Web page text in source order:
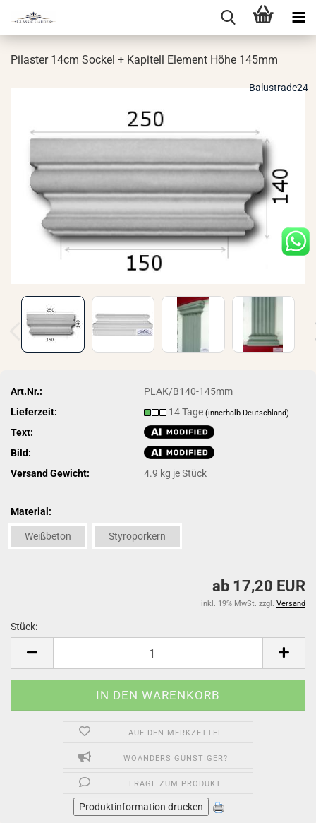
Pi­las­ter 14cm So­ckel + Ka­pi­tell Ele­ment Höhe 145mm
Balustrade24
Art.Nr.:
PLAK/B140-145mm
Lieferzeit:
14 Tage(innerhalb Deutschland)
Text:
Bild:
Versand Gewicht:
4.9 kg je Stück
Material:
Weißbeton Styroporkern
ab 17,20 EUR
inkl. 19% MwSt. zzgl. Versand
Stück:
AUF DEN MERKZETTEL
WOANDERS GÜNSTIGER?
FRAGE ZUM PRODUKT
Produktinformation drucken